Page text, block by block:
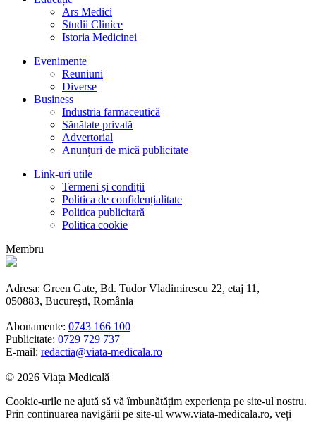
Ars Medici
Studii Clinice
Istoria Medicinei
Evenimente
Reuniuni
Diverse
Business
Industria farmaceutică
Sănătate privată
Advertorial
Anunțuri de mică publicitate
Link-uri utile
Termeni și condiții
Politica de confidențialitate
Politica publicitară
Politica cookie
Membru
Adresa: Green Gate, Bd. Tudor Vladimirescu 22, etaj 11,
050883, Bucureşti, România
Abonamente: 0743 166 100
Publicitate: 0729 729 737
E-mail: redactia@viata-medicala.ro
© 2026 Viața Medicală
Cookie-urile ne ajută să vă îmbunătățim experiența pe site-ul nostru.
Prin continuarea navigării pe site-ul www.viata-medicala.ro, veți